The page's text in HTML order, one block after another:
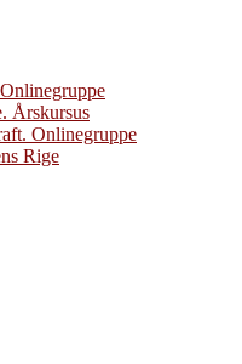
Årskursus
Onlinegruppe
Rige